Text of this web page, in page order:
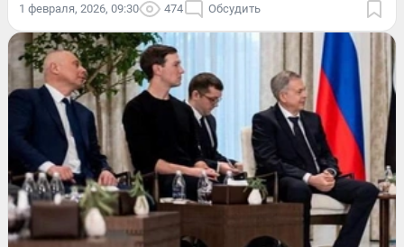
1 февраля, 2026, 09:30 474 Обсудить